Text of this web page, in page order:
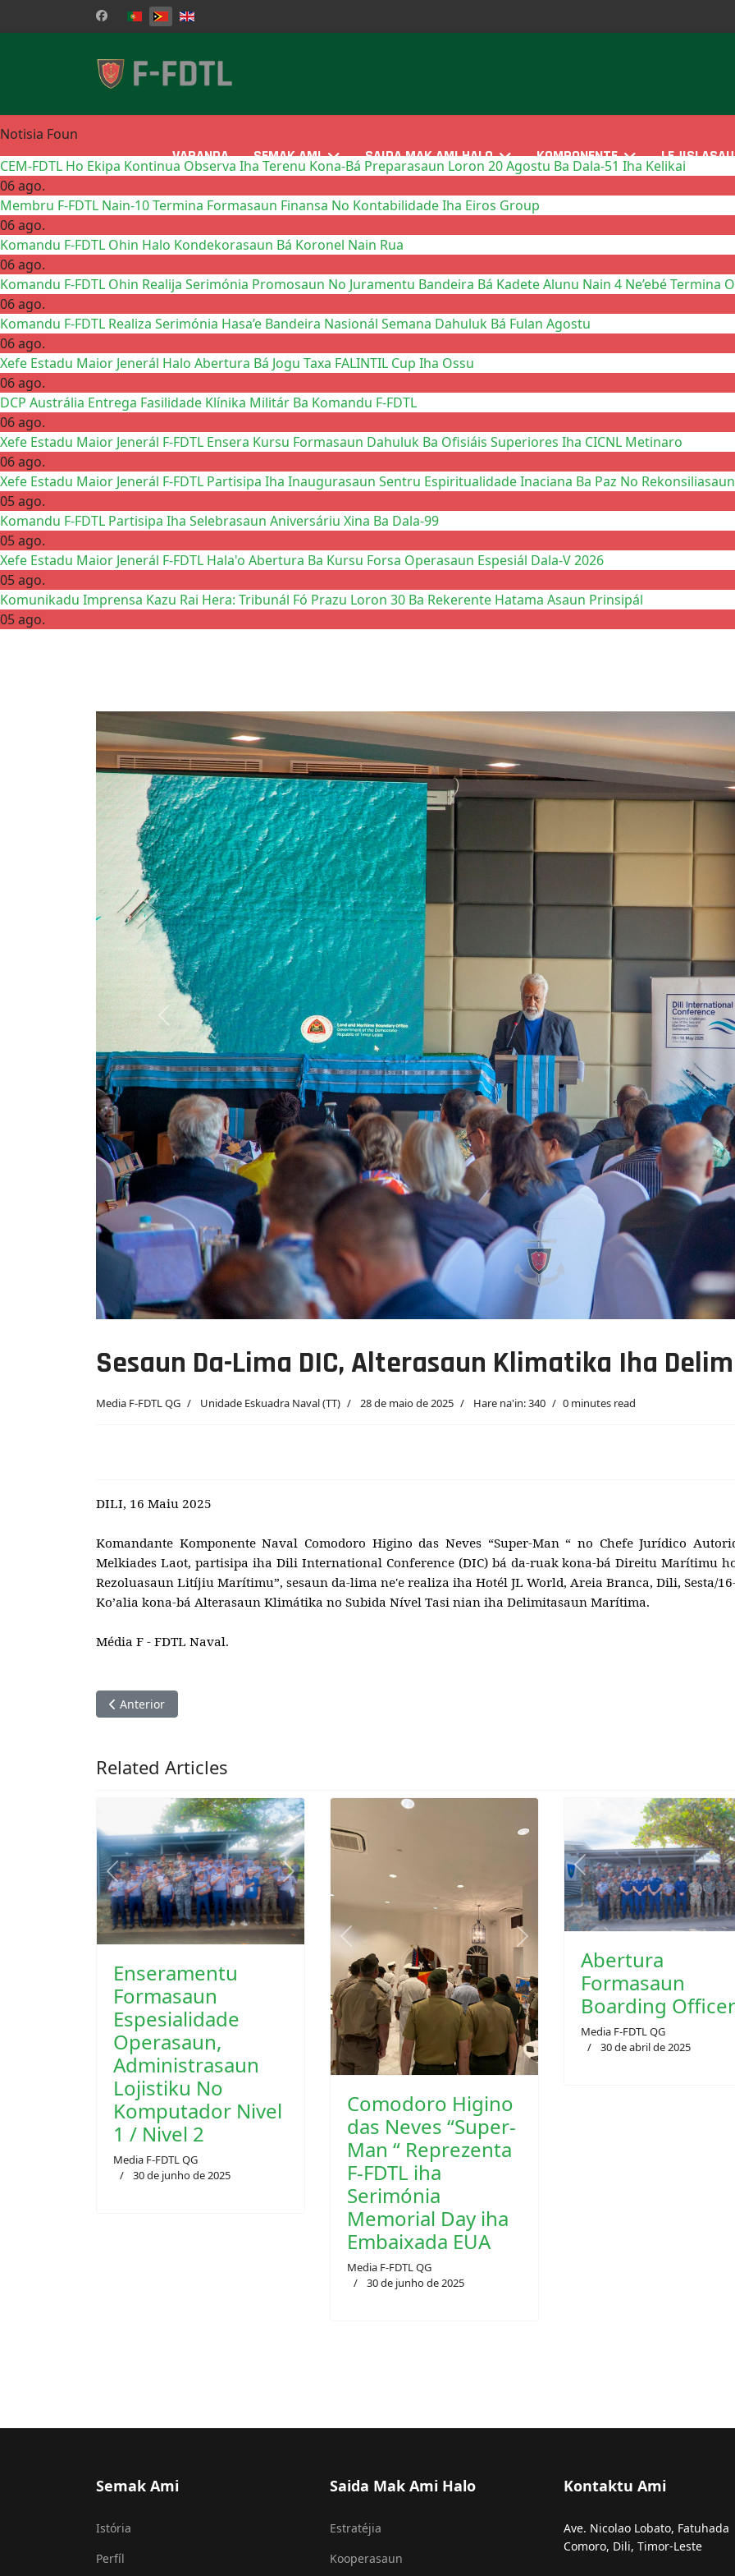
Selecione o seu idioma
VARANDA SEMAK AMI SAIDA MAK AMI HALO KOMPONENTE
Notisia Foun
CEM-FDTL Ho Ekipa Kontinua Observa Iha Terenu Kona-Bá Preparasaun Loron 20 Agostu Ba Dala-51 Iha Kelikai
06 ago.
Membru F-FDTL Nain-10 Termina Formasaun Finansa No Kontabilidade Iha Eiros Group
06 ago.
Komandu F-FDTL Ohin Halo Kondekorasaun Bá Koronel Nain Rua
06 ago.
Komandu F-FDTL Ohin Realija Serimónia Promosaun No Juramentu Bandeira Bá Kadete Alunu Nain 4 Ne’ebé
06 ago.
Komandu F-FDTL Realiza Serimónia Hasa’e Bandeira Nasionál Semana Dahuluk Bá Fulan Agostu
06 ago.
Xefe Estadu Maior Jenerál Halo Abertura Bá Jogu Taxa FALINTIL Cup Iha Ossu
06 ago.
DCP Austrália Entrega Fasilidade Klínika Militár Ba Komandu F-FDTL
06 ago.
Xefe Estadu Maior Jenerál F-FDTL Ensera Kursu Formasaun Dahuluk Ba Ofisiáis Superiores Iha CICNL Metinaro
06 ago.
Xefe Estadu Maior Jenerál F-FDTL Partisipa Iha Inaugurasaun Sentru Espiritualidade Inaciana Ba Paz No Rekonsiliasaun
05 ago.
Komandu F-FDTL Partisipa Iha Selebrasaun Aniversáriu Xina Ba Dala-99
05 ago.
Xefe Estadu Maior Jenerál F-FDTL Hala'o Abertura Ba Kursu Forsa Operasaun Espesiál Dala-V 2026
05 ago.
Komunikadu Imprensa Kazu Rai Hera: Tribunál Fó Prazu Loron 30 Ba Rekerente Hatama Asaun Prinsipál
05 ago.
Previous
Sesaun Da-Lima DIC, Alterasaun Klimatika Iha
Media F-FDTL QG Unidade Eskuadra Naval (TT) 28 de maio de 2025 Hare na'in: 340 0 minutes read
DILI, 16 Maiu 2025
Komandante Komponente Naval Comodoro Higino das Neves “Super-Man “ no Chefe Jurídico
Melkiades Laot, partisipa iha Dili International Conference (DIC) bá da-ruak kona-bá Direitu Marítimu
Rezoluasaun Litíjiu Marítimu”, sesaun da-lima ne'e realiza iha Hotél JL World, Areia Branca, Dili, Sesta/
Ko’alia kona-bá Alterasaun Klimátika no Subida Nível Tasi nian iha Delimitasaun Marítima.
Média F - FDTL Naval.
Artigo anterior: Comodoro Higino das Neves “Super-Man “ Reprezenta F-FDTL iha Serimónia Memorial Day iha
Anterior
Related Articles
Previous Next
Enseramentu
Formasaun
Espesialidade
Operasaun,
Administrasaun
Lojistiku No
Komputador Nivel
1 / Nivel 2
Media F-FDTL QG
Previous Next
Comodoro Higino
das Neves “Super-
Man “ Reprezenta
F-FDTL iha
Serimónia
Memorial Day iha
Embaixada EUA
Media F-FDTL QG
30 de junho de 2025
Previous
Abertura
Formasaun
Boarding Officer
Media F-FDTL QG
30 de abril de 2025
Semak Ami
Istória
Perfíl
Saida Mak Ami Halo
Estratéjia
Kooperasaun
Kontaktu Ami
Ave. Nicolao Lobato, Fatuhada
Comoro, Dili, Timor-Leste